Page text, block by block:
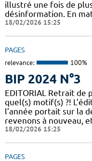
illustré une fois de
désinformation. En
18/02/2026 15:25
PAGES
relevance: 100%
BIP 2024 N°3
EDITORIAL Retrait de
quel(s) motif(s) ?!
l’année portait sur la
revenons à nouveau,
18/02/2026 15:25
PAGES